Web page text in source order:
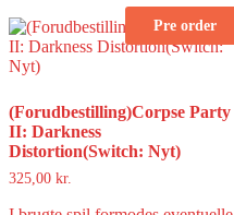
Pre order
(Forudbestilling)Corpse Party
II: Darkness
Distortion(Switch: Nyt)
325,00 kr.